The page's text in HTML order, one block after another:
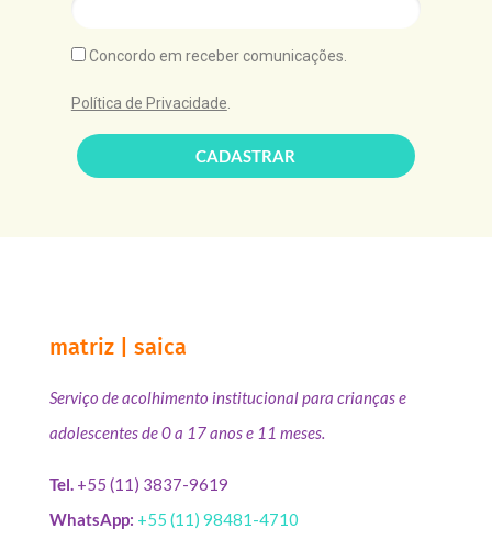
Concordo em receber comunicações.
Política de Privacidade
CADASTRAR
matriz | saica
Serviço de acolhimento institucional para crianças e
adolescentes de 0 a 17 anos e 11 meses.
Tel.+55 (11) 3837-9619
WhatsApp: +55 (11) 98481-4710